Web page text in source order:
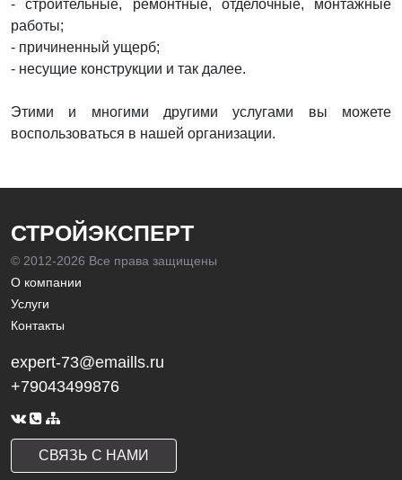
- строительные, ремонтные, отделочные, монтажные
работы;
- причиненный ущерб;
- несущие конструкции и так далее.
Этими и многими другими услугами вы можете
воспользоваться в нашей организации.
СТРОЙЭКСПЕРТ
© 2012-2026 Все права защищены
О компании
Услуги
Контакты
expert-73@emaills.ru
+79043499876
СВЯЗЬ С НАМИ